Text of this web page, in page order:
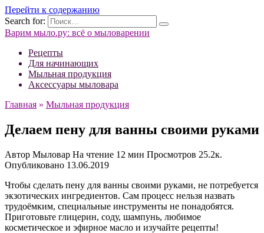
Перейти к содержанию
Search for:
Варим мыло.ру: всё о мыловарении
Рецепты
Для начинающих
Мыльная продукция
Аксессуары мыловара
Главная » Мыльная продукция
Делаем пену для ванны своими руками
Автор Мыловар На чтение 12 мин Просмотров 25.2к.
Опубликовано 13.06.2019
Чтобы сделать пену для ванны своими руками, не потребуется
экзотических ингредиентов. Сам процесс нельзя назвать
трудоёмким, специальные инструменты не понадобятся.
Приготовьте глицерин, соду, шампунь, любимое
косметическое и эфирное масло и изучайте рецепты!